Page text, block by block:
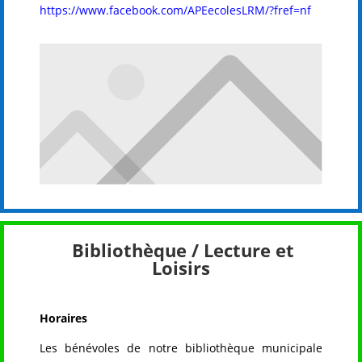
https://www.facebook.com/APEecolesLRM/?fref=nf
Bibliothèque / Lecture et
Loisirs
Horaires
Les bénévoles de notre bibliothèque municipale